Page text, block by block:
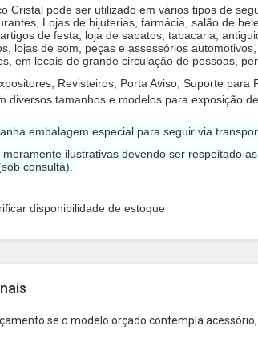
Cristal pode ser utilizado em vários tipos de
Lojas de bijuterias, farmácia, salão de
de festa, loja de sapatos, tabacaria,
lojas de som, peças e assessórios
em locais de grande circulação de pessoas,
Revisteiros, Porta Aviso, Suporte para
diversos tamanhos e modelos para exposição
embalagem especial para seguir via
ilustrativas devendo ser respeitado
consulta).
disponibilidade de estoque
se o modelo orçado contempla